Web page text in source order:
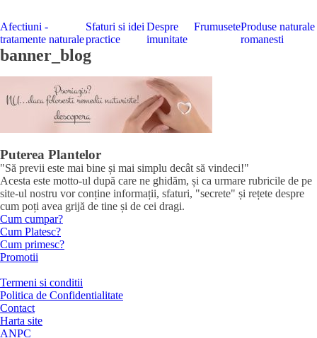
Afectiuni -
tratamente naturale
Sfaturi si idei
practice
Despre
imunitate
FrumuseteProduse naturale
romanesti
banner_blog
Puterea Plantelor
"Să previi este mai bine și mai simplu decât să vindeci!"
Acesta este motto-ul după care ne ghidăm, și ca urmare rubricile de pe
site-ul nostru vor conține informații, sfaturi, "secrete" și rețete despre
cum poți avea grijă de tine și de cei dragi.
Cum cumpar?
Cum Platesc?
Cum primesc?
Promotii
Termeni si conditii
Politica de Confidentialitate
Contact
Harta site
ANPC